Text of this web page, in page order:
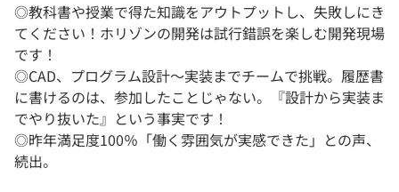
◎教科書や授業で得た知識をアウトプットし、失敗しにき
てください！ホリゾンの開発は試行錯誤を楽しむ開発現場
です！
◎CAD、プログラム設計〜実装までチームで挑戦。履歴書
に書けるのは、参加したことじゃない。『設計から実装ま
でやり抜いた』という事実です！
◎昨年満足度100％「働く雰囲気が実感できた」との声、
続出。